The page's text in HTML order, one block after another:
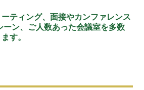
ティング、面接やカンファレンス
ーン、ご人数あった会議室を多数
す。